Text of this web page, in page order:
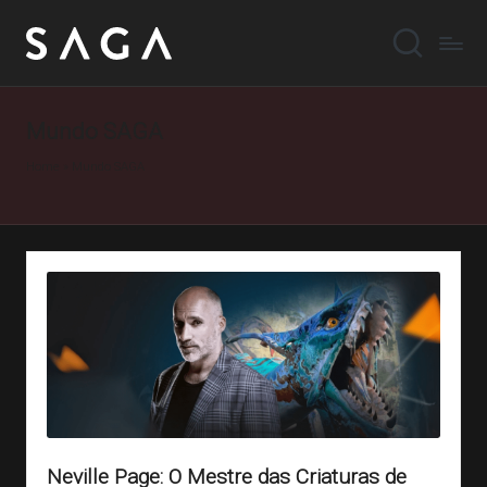
Neville Page: O Mestre das Criaturas de